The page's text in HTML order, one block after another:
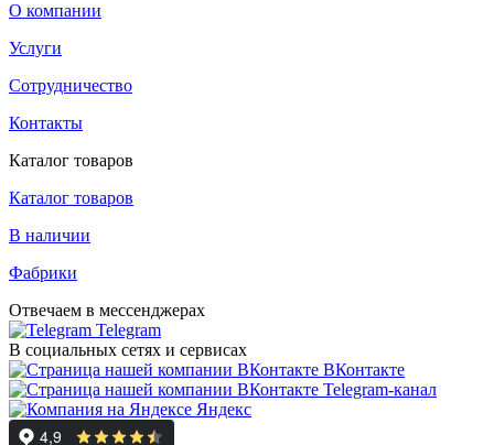
О компании
Услуги
Сотрудничество
Контакты
Каталог товаров
Каталог товаров
В наличии
Фабрики
Отвечаем в мессенджерах
Telegram
В социальных сетях и сервисах
ВКонтакте
Telegram-канал
Яндекс